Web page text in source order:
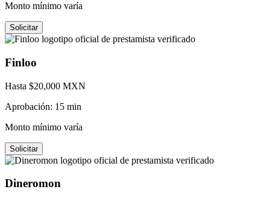
Monto mínimo varía
Solicitar
Finloo
Hasta $20,000 MXN
Aprobación: 15 min
Monto mínimo varía
Solicitar
Dineromon